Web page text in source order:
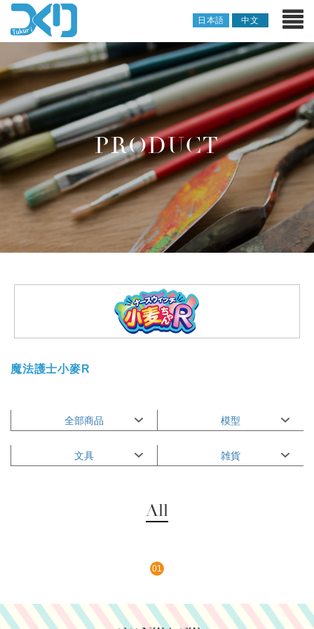
日本語 中文
PRODUCT
魔法護士小麥R
全部商品 模型
文具 雑貨
All
01